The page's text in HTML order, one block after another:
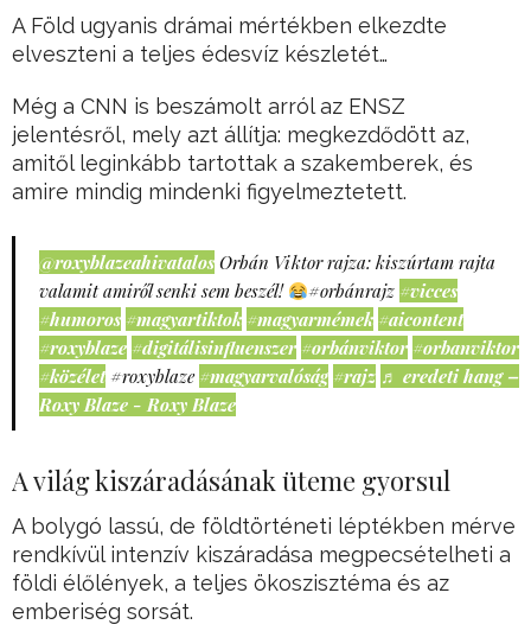
A Föld ugyanis drámai mértékben elkezdte
elveszteni a teljes édesvíz készletét…
Még a CNN is beszámolt arról az ENSZ
jelentésről, mely azt állítja: megkezdődött az,
amitől leginkább tartottak a szakemberek, és
amire mindig mindenki figyelmeztetett.
@roxyblazeahivatalos Orbán Viktor rajza: kiszúrtam rajta
valamit amiről senki sem beszél!
#orbánrajz #vicces
#humoros #magyartiktok #magyarmémek #aicontent
#roxyblaze #digitálisinfluenszer #orbánviktor #orbanviktor
#közélet #roxyblaze #magyarvalóság #rajz ♬ eredeti hang –
Roxy Blaze - Roxy Blaze
A világ kiszáradásának üteme gyorsul
A bolygó lassú, de földtörténeti léptékben mérve
rendkívül intenzív kiszáradása megpecsételheti a
földi élőlények, a teljes ökoszisztéma és az
emberiség sorsát.